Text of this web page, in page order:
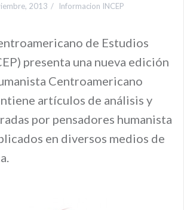
2013 Informacion INCEP
de Estudios
presenta una nueva edición
Centroamericano
artículos de análisis y
por pensadores humanista
en diversos medios de